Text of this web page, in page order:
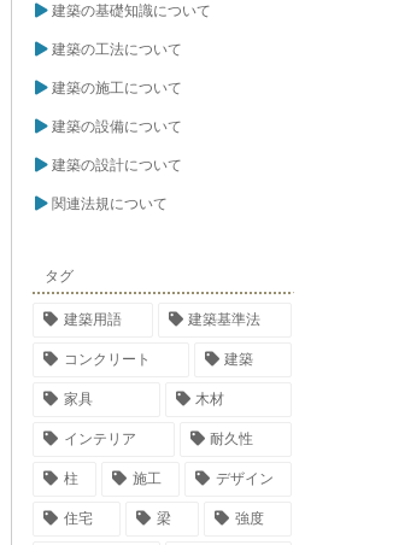
建築の基礎知識について
建築の工法について
建築の施工について
建築の設備について
建築の設計について
関連法規について
タグ
建築用語 建築基準法
コンクリート 建築
家具 木材
インテリア 耐久性
柱 施工 デザイン
住宅 梁 強度